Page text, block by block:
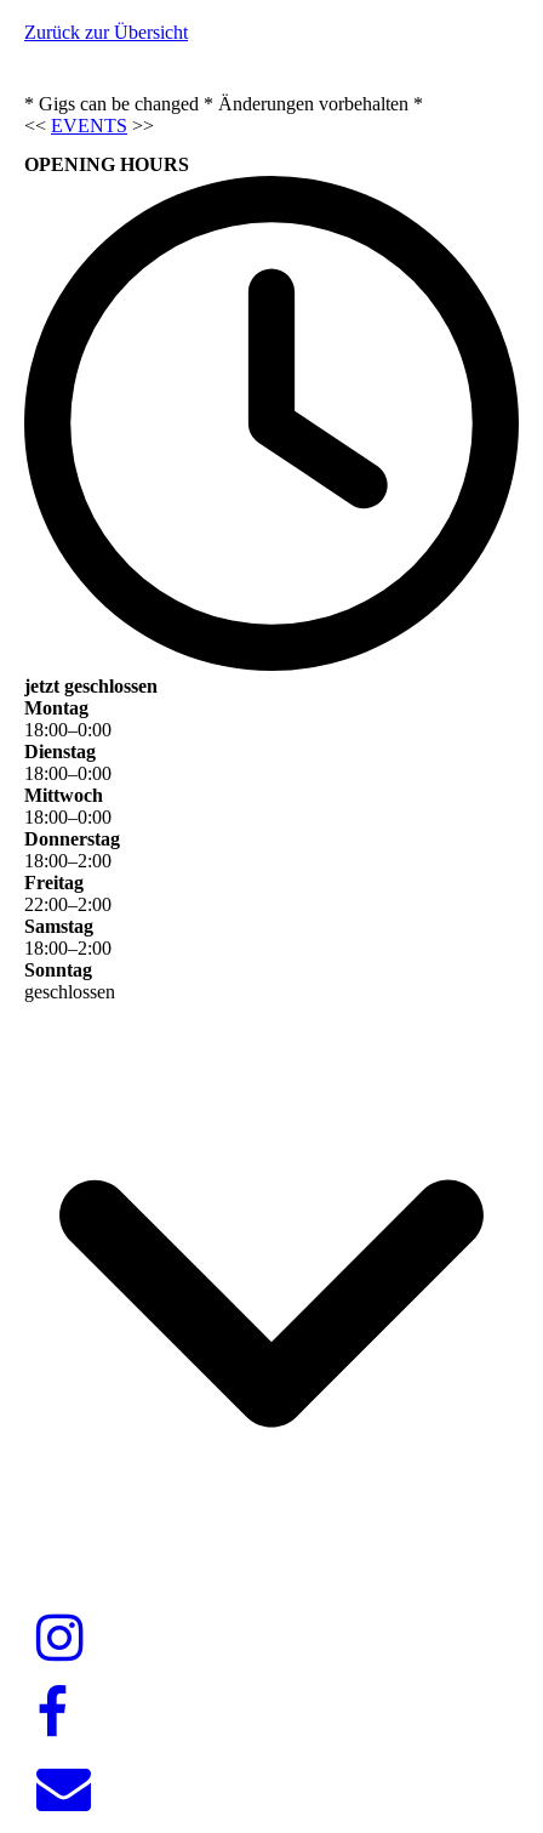
Zurück zur Übersicht
* Gigs can be changed * Änderungen vorbehalten *
<< EVENTS >>
OPENING HOURS
jetzt geschlossen
Montag
18:00–0:00
Dienstag
18:00–0:00
Mittwoch
18:00–0:00
Donnerstag
18:00–2:00
Freitag
22:00–2:00
Samstag
18:00–2:00
Sonntag
geschlossen